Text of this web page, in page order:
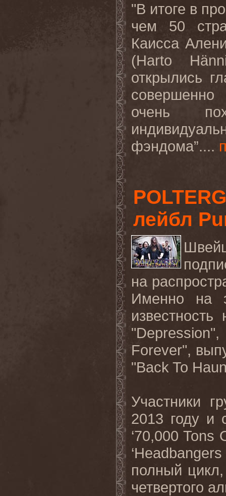
"В итоге в
чем 50
Каисса
(Harto Hä
открылись
очень
фэндома”....
лейбл
на
Именно на
"Depression",
Forever",
"Back To
Участники
2013 году и
‘70,000Tons
‘Headbangers
полный
четвертого